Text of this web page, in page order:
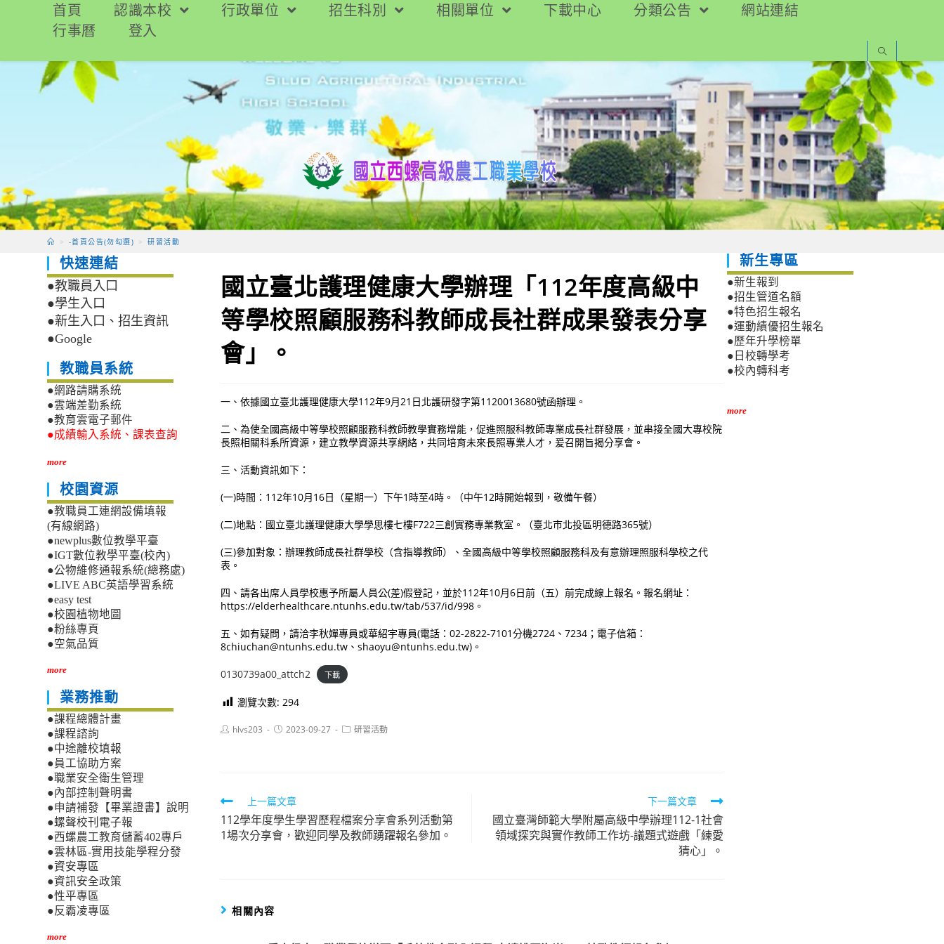
要
首頁 認識本校 行政單位 招生科別 相關單位 下載中心 分類公告
網站連結
行事曆
登入
> -首頁公告(勿勾選) > 研習活動
國立臺北護理健康大學辦理「112年度高級中
等學校照顧服務科教師成長社群成果發表分享
會」。
一、依據國立臺北護理健康大學112年9月21日北護研發字第1120013680號函辦理。
二、為使全國高級中等學校照顧服務科教師教學實務增能，促進照服科教師專業成長社群發展，並串接全國大專校院
長照相關科系所資源，建立教學資源共享網絡，共同培育未來長照專業人才，爰召開旨揭分享會。
三、活動資訊如下：
(一)時間：112年10月16日（星期一）下午1時至4時。（中午12時開始報到，敬備午餐）
(二)地點：國立臺北護理健康大學學思樓七樓F722三創實務專業教室。（臺北市北投區明德路365號）
(三)參加對象：辦理教師成長社群學校（含指導教師）、全國高級中等學校照顧服務科及有意辦理照服科學校之代
表。
四、請各出席人員學校惠予所屬人員公(差)假登記，並於112年10月6日前（五）前完成線上報名。報名網址：
https://elderhealthcare.ntunhs.edu.tw/tab/537/id/998。
五、如有疑問，請洽李秋嬋專員或華紹宇專員(電話：02-2822-7101分機2724、7234；電子信箱：
8chiuchan@ntunhs.edu.tw、shaoyu@ntunhs.edu.tw)。
0130739a00_attch2 下載
瀏覽次數: 294
Posthlvs203
Post2023-09-27
Post研習活動
Read
more
articles
上一篇文章
112學年度學生學習歷程檔案分享會系列活動第
1場次分享會，歡迎同學及教師踴躍報名參加。
下一篇文章
國立臺灣師範大學附屬高級中學辦理112-1社會
領域探究與實作教師工作坊-議題式遊戲「練愛
猜心」。
相關內容
快速連結
●教職員入口
●學生入口
●新生入口、招生資訊
●Google
教職員系統
●網路請購系統
●雲端差勤系統
●教育雲電子郵件
●成績輸入系統、課表查詢
more
校園資源
●教職員工連網設備填報
(有線網路)
●newplus數位教學平臺
●IGT數位教學平臺(校內)
●公物維修通報系統(總務處)
●LIVE ABC英語學習系統
●easy test
●校園植物地圖
●粉絲專頁
●空氣品質
more
業務推動
●課程總體計畫
●課程諮詢
●中途離校填報
●員工協助方案
●職業安全衛生管理
●內部控制聲明書
●申請補發【畢業證書】說明
●螺聲校刊電子報
●西螺農工教育儲蓄402專戶
●雲林區-實用技能學程分發
●資安專區
●資訊安全政策
●性平專區
●反霸凌專區
more
新生專區
●新生報到
●招生管道名額
●特色招生報名
●運動績優招生報名
●歷年升學榜單
●日校轉學考
●校內轉科考
more